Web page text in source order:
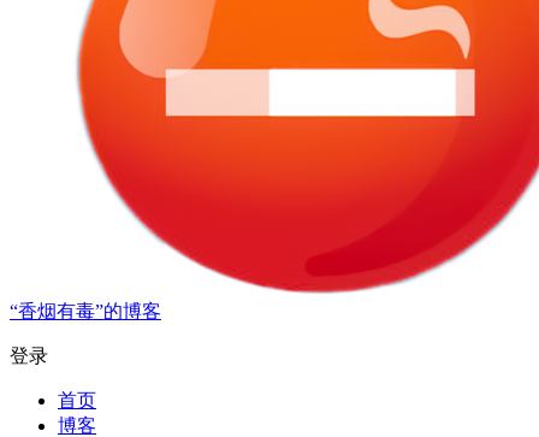
“香烟有毒”的博客
登录
首页
博客